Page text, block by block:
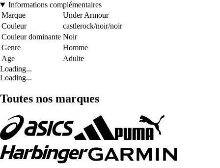
Informations complémentaires
Marque
Under Armour
Couleur
castlerock/noir/noir
Couleur dominante Noir
Genre
Homme
Age
Adulte
Loading...
Loading...
Toutes nos marques